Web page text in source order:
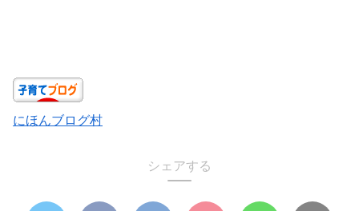
にほんブログ村
シェアする